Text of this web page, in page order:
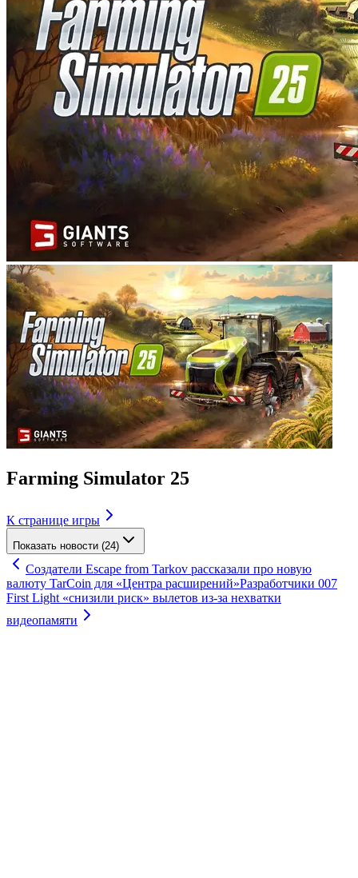
Farming Simulator 25
К странице игры
Показать новости (24)
Создатели Escape from Tarkov рассказали про новую
валюту TarCoin для «Центра расширений»Разработчики 007
First Light «снизили риск» вылетов из-за нехватки
видеопамяти